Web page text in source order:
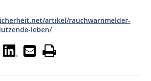
artikel/rauchwarnmelder-
leben/